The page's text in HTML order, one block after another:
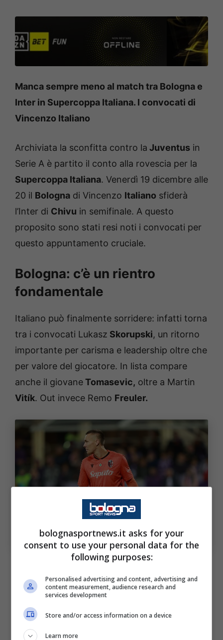
Manca sempre meno al match tra Bologna e
Inter in Supercoppa Italiana. I convocati di
Vincenzo Italiano
Archiviata la sconfitta contro la Juventus in
Serie A è partito il conto alla rovescia per la
Supercoppa Italiana. Venerdì 19 dicembre alle
20 il Bologna di Vincenzo Italiano sfiderà
l’Inter di Chivu in semifinale. A questo
proposito sono stati resi noti i convocati per
questo appuntamento cruciale.
Bologna: c’è un rientro
fondamentale
Italiano può finalmente sorridere: infatti torna
tra i convocati Lukasz Skorupski, un ritorno
importante per carisma e leadership oltre che
per valore del giocatore. In lista compare
anche il giovaneTomasevic, oltre a Martin
Vitík. Out invece Remo Freuler.
Bologna: c’è un rientro fondamentale. Bologna Sport
News (Photo by Gabriele Maltinti/Getty Images Via
OneFootball)
Andiamo a riportare di seguito l’elenco
completo dei convocati:
Portieri: Franceschelli, Pessina, Ravaglia,
Skorupski.
bolognasportnews.it asks for your
consent to use your personal data for the
following purposes:
Personalised advertising and content, advertising and
content measurement, audience research and
services development
Store and/or access information on a device
Learn more